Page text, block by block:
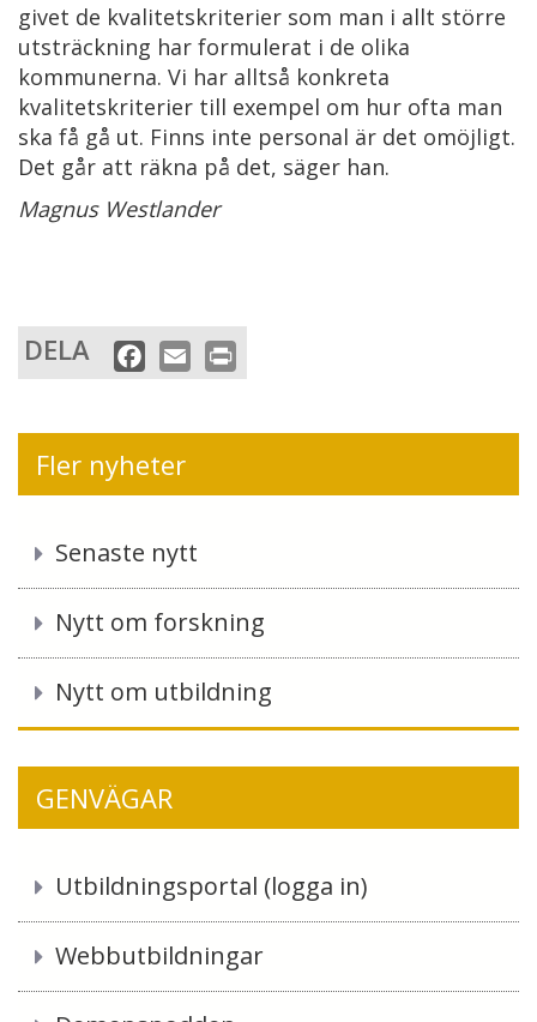
givet de kvalitetskriterier som man i allt större
utsträckning har formulerat i de olika
kommunerna. Vi har alltså konkreta
kvalitetskriterier till exempel om hur ofta man
ska få gå ut. Finns inte personal är det omöjligt.
Det går att räkna på det, säger han.
Magnus Westlander
DELA
a
b
m
r
Fler nyheter
Senaste nytt
Nytt om forskning
Nytt om utbildning
GENVÄGAR
Utbildningsportal (logga in)
Webbutbildningar